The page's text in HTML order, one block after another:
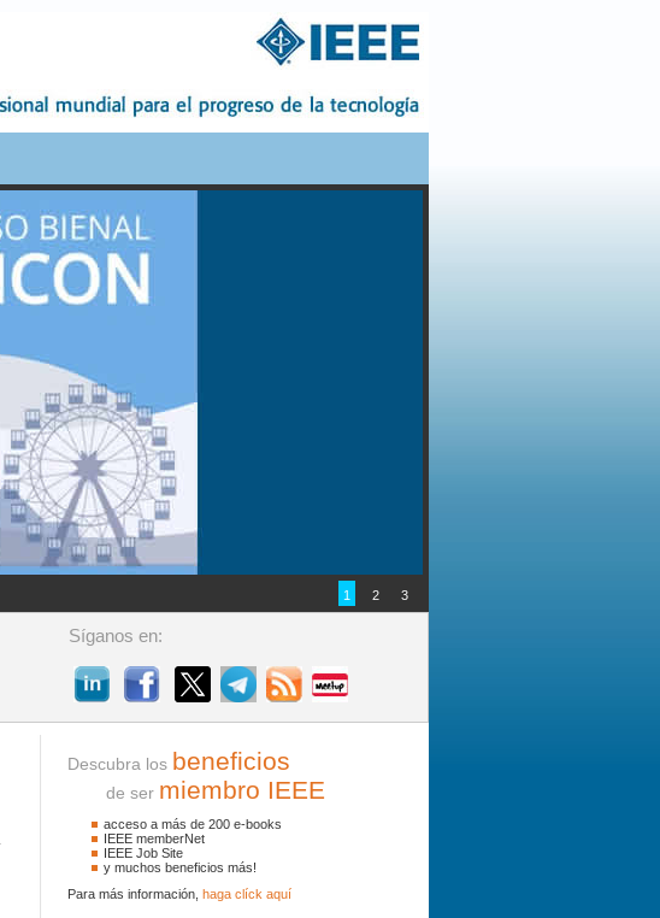
1 2 3
Síganos en:
Buscador
Descubra los beneficios
de ser miembro IEEE
acceso a más de 200 e-books
IEEE memberNet
IEEE Job Site
y muchos beneficios más!
Para más información, haga clíck aquí